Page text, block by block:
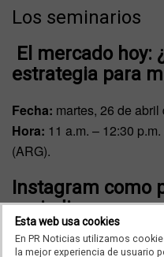
Los seminarios
El mercado hoy:
estrategia para
Fecha: martes, 26 de abril
Hora: 11 a.m. – 12:30
(ARG).
Instagram como
periodismo
Fecha:jueves, 28 de abril
Esta web usa cookies
En PR Noticias utilizamos
la mejor experiencia de usuario